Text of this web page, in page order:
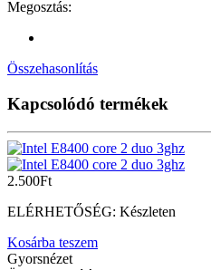
Megosztás:
Összehasonlítás
Kapcsolódó termékek
2.500Ft
ELÉRHETŐSÉG: Készleten
Kosárba teszem
Gyorsnézet